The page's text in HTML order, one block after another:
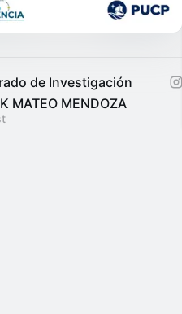
de Investigación
MATEO MENDOZA